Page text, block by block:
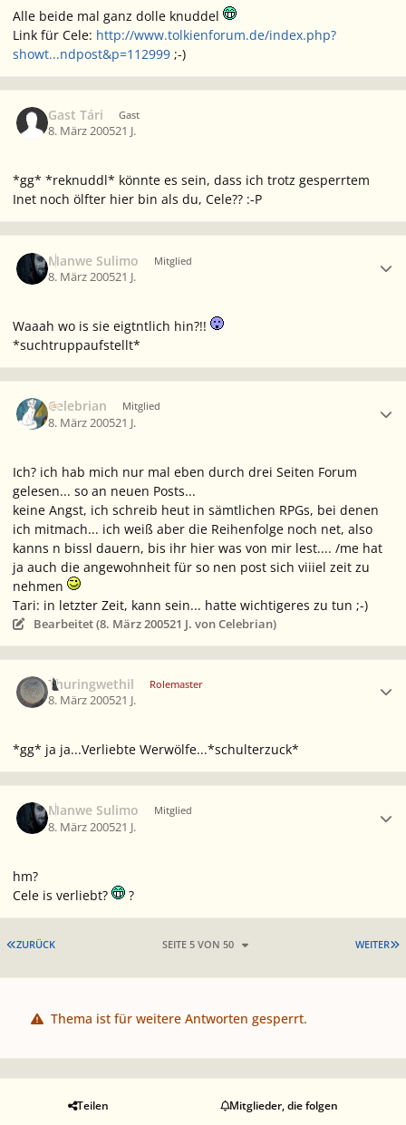
Alle beide mal ganz dolle knuddel
Link für Cele: http://www.tolkienforum.de/index.php?
showt...ndpost&p=112999 ;-)
Gast Tári Gast
8. März 200521 J.
*gg* *reknuddl* könnte es sein, dass ich trotz gesperrtem
Inet noch ölfter hier bin als du, Cele?? :-P
Manwe Sulimo Mitglied
8. März 200521 J.
Waaah wo is sie eigtntlich hin?!!
*suchtruppaufstellt*
Celebrian Mitglied
8. März 200521 J.
Ich? ich hab mich nur mal eben durch drei Seiten Forum
gelesen... so an neuen Posts...
keine Angst, ich schreib heut in sämtlichen RPGs, bei denen
ich mitmach... ich weiß aber die Reihenfolge noch net, also
kanns n bissl dauern, bis ihr hier was von mir lest.... /me hat
ja auch die angewohnheit für so nen post sich viiiel zeit zu
nehmen
Tari: in letzter Zeit, kann sein... hatte wichtigeres zu tun ;-)
Bearbeitet (8. März 200521 J. von Celebrian)
Thuringwethil Rolemaster
8. März 200521 J.
*gg* ja ja...Verliebte Werwölfe...*schulterzuck*
Manwe Sulimo Mitglied
8. März 200521 J.
hm?
Cele is verliebt?
?
ERSTE SEITE
ZURÜCK WEITER
SEITE 5 VON 50
Thema ist für weitere Antworten gesperrt.
Teilen Mitglieder, die folgen